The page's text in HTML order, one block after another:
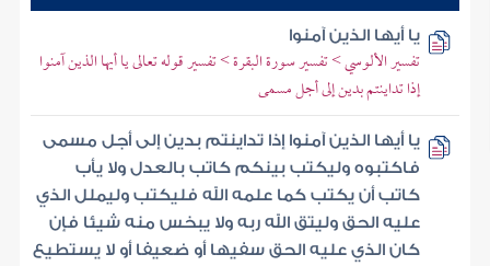
يا أيها الذين آمنوا
تفسير الألوسي > تفسير سورة البقرة > تفسير قوله تعالى يا أيها الذين آمنوا
إذا تداينتم بدين إلى أجل مسمى
يا أيها الذين آمنوا إذا تداينتم بدين إلى أجل مسمى
فاكتبوه وليكتب بينكم كاتب بالعدل ولا يأب
كاتب أن يكتب كما علمه الله فليكتب وليملل الذي
عليه الحق وليتق الله ربه ولا يبخس منه شيئا فإن
كان الذي عليه الحق سفيها أو ضعيفا أو لا يستطيع